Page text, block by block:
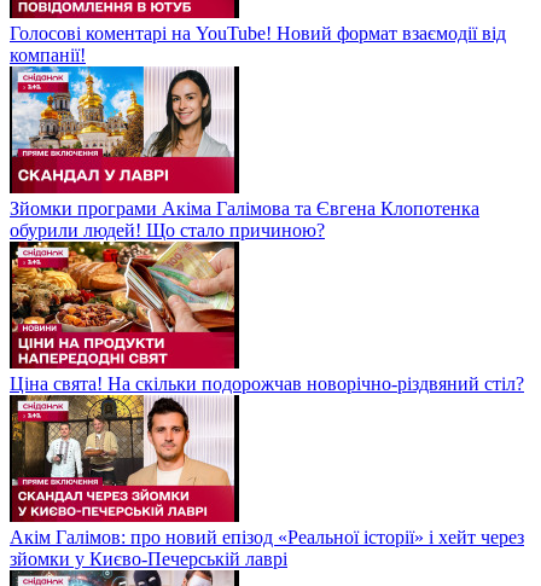
Голосові коментарі на YouTube! Новий формат взаємодії від
компанії!
Зйомки програми Акіма Галімова та Євгена Клопотенка
обурили людей! Що стало причиною?
Ціна свята! На скільки подорожчав новорічно-різдвяний стіл?
Акім Галімов: про новий епізод «Реальної історії» і хейт через
зйомки у Києво-Печерській лаврі